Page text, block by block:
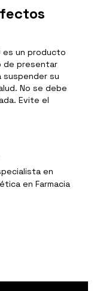
es un producto
de presentar
suspender su
No se debe
Evite el
en
en Farmacia